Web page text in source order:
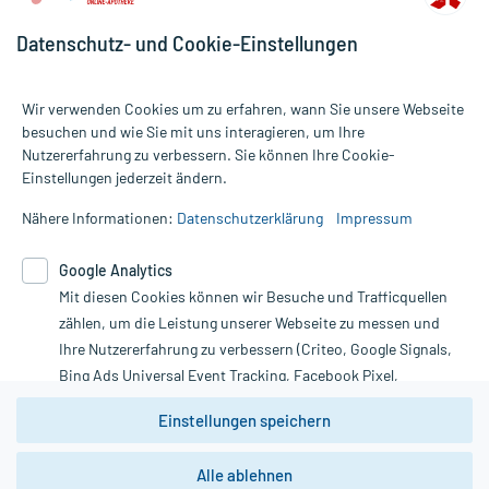
Alle Preise gelten inkl. MwSt., ggf. zzgl. Versandkosten
Informationen auf dieser Website werden ausschließlich für
die Untersuchung und Behandlung durch einen Arzt. Bitte
Therapien eingeleitet werden können. | Diese Webseite benutzt
Google Analytics. Lesen Sie bitte dazu die wichtigen Hinweise in
unserer Datenschutzerklärung. Für den Widerruf einer Bestellung
nutzen Sie das Formular:
Vertrag widerrufen
*Hinweise zu unseren Aktionen und Bewertungen
Datenschutz- und Cookie-Einstellungen
Wir verwenden Cookies um zu erfahren, wann Sie unsere Webseite
besuchen und wie Sie mit uns interagieren, um Ihre
Nutzererfahrung zu verbessern. Sie können Ihre Cookie-
Einstellungen jederzeit ändern.
Nähere Informationen: Datenschutzerklärung Impressum
Google Analytics
Mit diesen Cookies können wir Besuche und Trafficquellen
zählen, um die Leistung unserer Webseite zu messen und
Ihre Nutzererfahrung zu verbessern (Criteo, Google Signals,
Bing Ads Universal Event Tracking, Facebook Pixel,
Youtube-Social Plugin).
Wir weisen darauf hin, dass die
zwingend den Europäischen Anforderungen gem. EU-
Einstellungen speichern
Alle ablehnen